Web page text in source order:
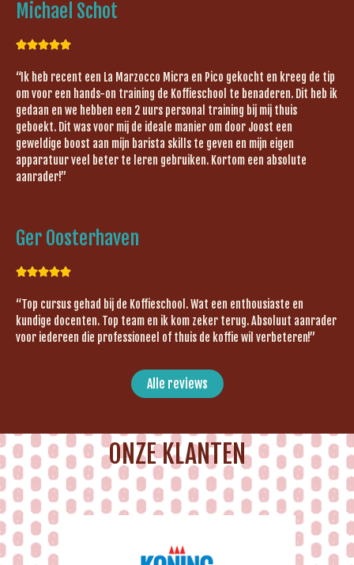
Michael Schot

“Ik heb recent een La Marzocco Micra en Pico gekocht en kreeg de tip
om voor een hands-on training de Koffieschool te benaderen. Dit heb ik
gedaan en we hebben een 2 uurs personal training bij mij thuis
geboekt. Dit was voor mij de ideale manier om door Joost een
geweldige boost aan mijn barista skills te geven en mijn eigen
apparatuur veel beter te leren gebruiken. Kortom een absolute
aanrader!”
Ger Oosterhaven

“Top cursus gehad bij de Koffieschool. Wat een enthousiaste en
kundige docenten. Top team en ik kom zeker terug. Absoluut aanrader
voor iedereen die professioneel of thuis de koffie wil verbeteren!”
Alle reviews
ONZE KLANTEN